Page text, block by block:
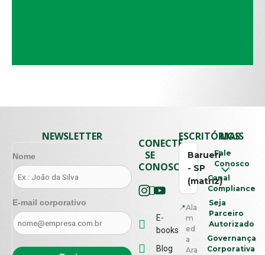
CONECTE-
SE
CONOSCO
E-
books
Blog
ESCRITÓRIOS
Barueri
- SP
(matriz)
📍Ala
m
ed
a
Ara
MAIS
Fale
Conosco
Canal
Compliance
Seja
Parceiro
Autorizado
Governança
Corporativa
NEWSLETTER
Nome
E-mail corporativo